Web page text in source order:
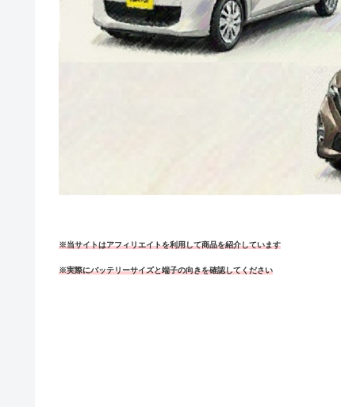
※当サイトはアフィリエイトを利用して商品を紹介しています
※実際にバッテリーサイズと端子の向きを確認してください